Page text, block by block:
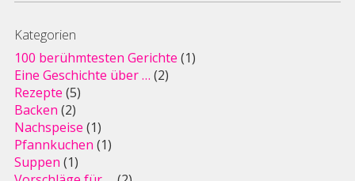
Kategorien
100 berühmtesten Gerichte (1)
Eine Geschichte über … (2)
Rezepte (5)
Backen (2)
Nachspeise (1)
Pfannkuchen (1)
Suppen (1)